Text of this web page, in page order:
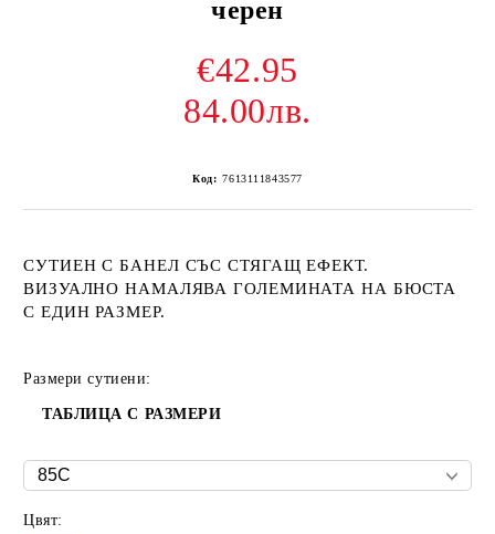
черен
€42.95
84.00лв.
Код: 7613111843577
СУТИЕН С БАНЕЛ СЪС СТЯГАЩ ЕФЕКТ.
ВИЗУАЛНО НАМАЛЯВА ГОЛЕМИНАТА НА БЮСТА
С ЕДИН РАЗМЕР.
Размери сутиени:
ТАБЛИЦА С РАЗМЕРИ
Цвят: